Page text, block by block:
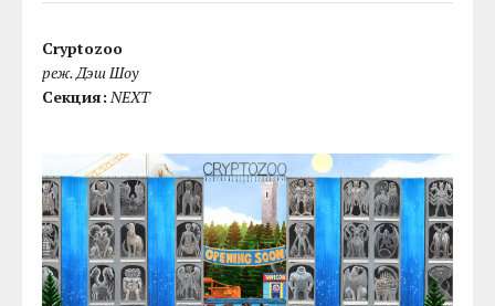
Cryptozoo
реж. Дэш Шоу
Секция: NEXT